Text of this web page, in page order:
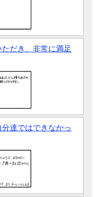
だき、非常に満足
達ではできなかっ